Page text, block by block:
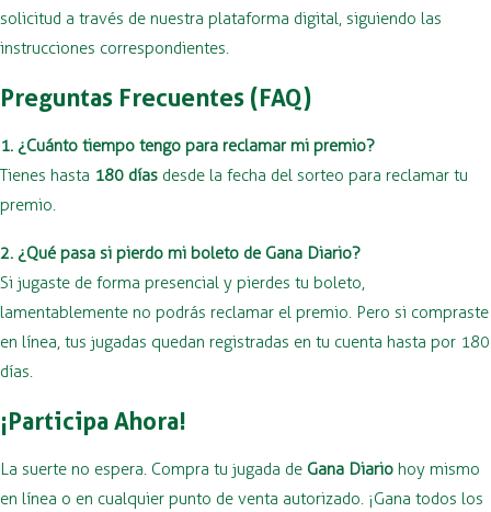
solicitud a través de nuestra plataforma digital, siguiendo las
instrucciones correspondientes.
Preguntas Frecuentes (FAQ)
1. ¿Cuánto tiempo tengo para reclamar mi premio?
Tienes hasta 180 días desde la fecha del sorteo para reclamar tu
premio.
2. ¿Qué pasa si pierdo mi boleto de Gana Diario?
Si jugaste de forma presencial y pierdes tu boleto,
lamentablemente no podrás reclamar el premio. Pero si compraste
en línea, tus jugadas quedan registradas en tu cuenta hasta por 180
días.
¡Participa Ahora!
La suerte no espera. Compra tu jugada de Gana Diario hoy mismo
en línea o en cualquier punto de venta autorizado. ¡Gana todos los